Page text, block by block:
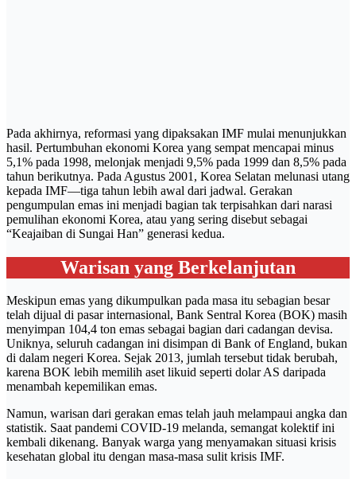
Pada akhirnya, reformasi yang dipaksakan IMF mulai menunjukkan
hasil. Pertumbuhan ekonomi Korea yang sempat mencapai minus
5,1% pada 1998, melonjak menjadi 9,5% pada 1999 dan 8,5% pada
tahun berikutnya. Pada Agustus 2001, Korea Selatan melunasi utang
kepada IMF—tiga tahun lebih awal dari jadwal. Gerakan
pengumpulan emas ini menjadi bagian tak terpisahkan dari narasi
pemulihan ekonomi Korea, atau yang sering disebut sebagai
“Keajaiban di Sungai Han” generasi kedua.
Warisan yang Berkelanjutan
Meskipun emas yang dikumpulkan pada masa itu sebagian besar
telah dijual di pasar internasional, Bank Sentral Korea (BOK) masih
menyimpan 104,4 ton emas sebagai bagian dari cadangan devisa.
Uniknya, seluruh cadangan ini disimpan di Bank of England, bukan
di dalam negeri Korea. Sejak 2013, jumlah tersebut tidak berubah,
karena BOK lebih memilih aset likuid seperti dolar AS daripada
menambah kepemilikan emas.
Namun, warisan dari gerakan emas telah jauh melampaui angka dan
statistik. Saat pandemi COVID-19 melanda, semangat kolektif ini
kembali dikenang. Banyak warga yang menyamakan situasi krisis
kesehatan global itu dengan masa-masa sulit krisis IMF.